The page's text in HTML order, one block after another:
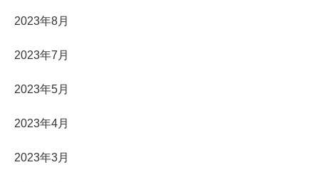
2023年8月
2023年7月
2023年5月
2023年4月
2023年3月